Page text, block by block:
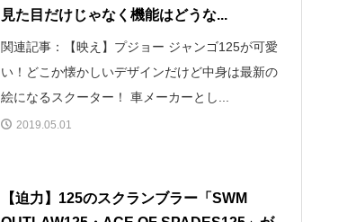
見た目だけじゃなく機能はどうな...
関連記事：【映え】プジョー ジャンゴ125が可愛
い！どこか懐かしいデザインだけど中身は最新の
絵になるスクーター！ 車メーカーとし...
2019.05.01
【迫力】125のスクランブラー「SWM